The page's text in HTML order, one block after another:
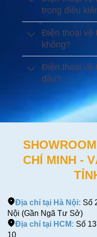
trong điều
Điện thoại vệ
không?
Điện thoại vệ
đâu?
CHÍ MINH -
Địa chỉ tại Hà Nội: Số
Nội (Gần Ngã Tư Sở)
Địa chỉ tại HCM: Số
10